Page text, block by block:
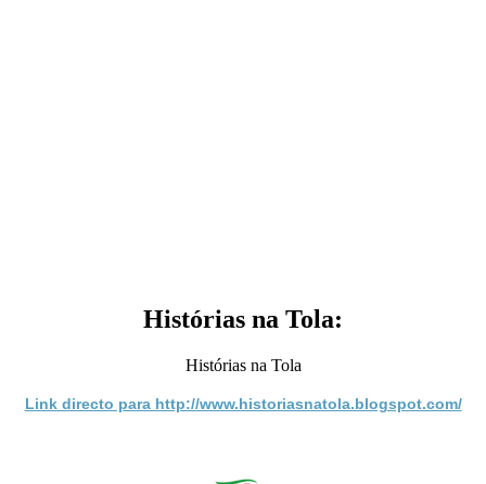
Histórias na Tola:
Histórias na Tola
Link directo para http://www.historiasnatola.blogspot.com/